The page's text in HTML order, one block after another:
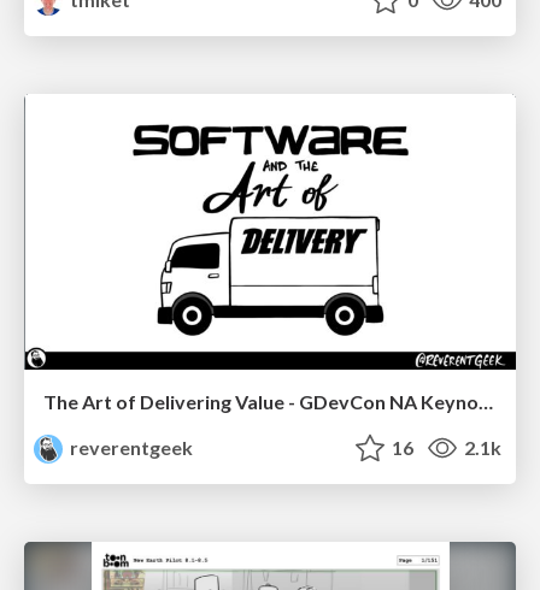
The Art of Delivering Value - GDevCon NA Keynote
reverentgeek
16 2.1k